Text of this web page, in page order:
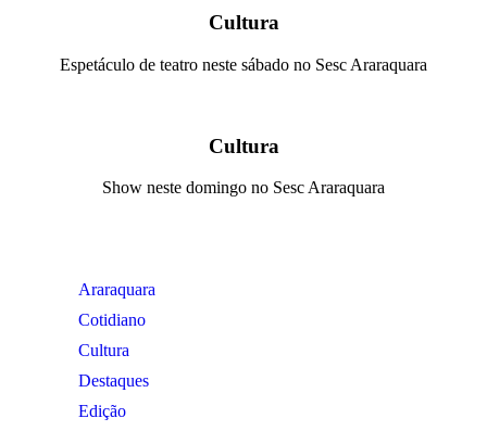
Cultura
Espetáculo de teatro neste sábado no Sesc Araraquara
Cultura
Show neste domingo no Sesc Araraquara
Araraquara
Cotidiano
Cultura
Destaques
Edição